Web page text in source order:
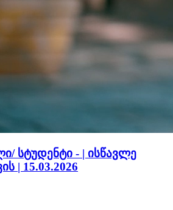
სტუდენტი - | ისწავლე
| 15.03.2026